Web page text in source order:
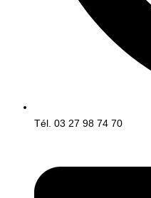
Tél. 03 27 98 74 70